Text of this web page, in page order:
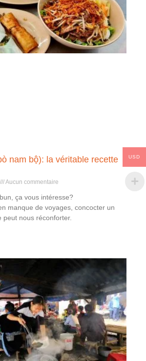
nam bộ): la véritable recette
Aucun commentaire
ça vous intéresse?
manque de voyages, concocter un
peut nous réconforter.
USD